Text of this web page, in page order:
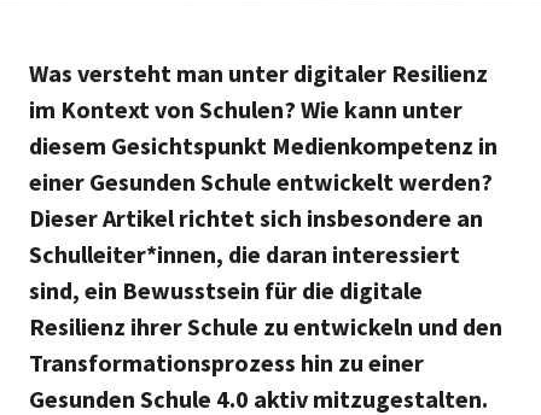
Was versteht man unter digitaler Resilienz
im Kontext von Schulen? Wie kann unter
diesem Gesichtspunkt Medienkompetenz in
einer Gesunden Schule entwickelt werden?
Dieser Artikel richtet sich insbesondere an
Schulleiter*innen, die daran interessiert
sind, ein Bewusstsein für die digitale
Resilienz ihrer Schule zu entwickeln und den
Transformationsprozess hin zu einer
Gesunden Schule 4.0 aktiv mitzugestalten.